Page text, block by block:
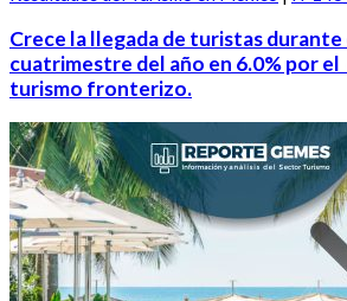
Crece la llegada de turistas
cuatrimestre del año en 6.0% por el
turismo fronterizo.